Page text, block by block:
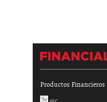
Productos Financieros